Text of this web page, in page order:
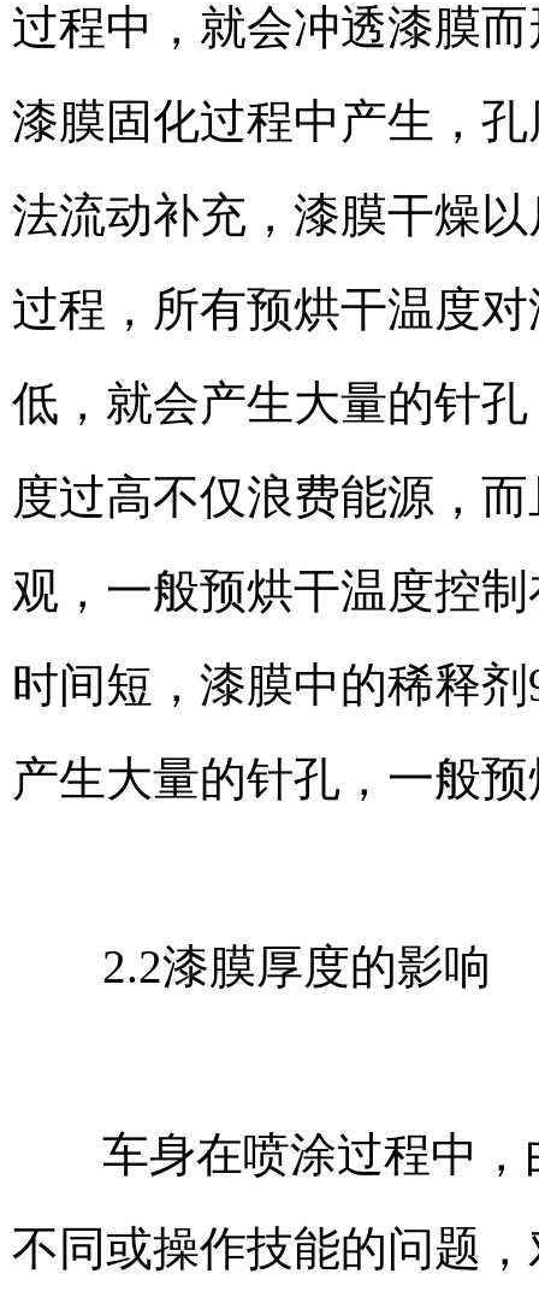
过程中，就会冲透漆膜
漆膜固化过程中产生，
法流动补充，漆膜干燥
过程，所有预烘干温度
低，就会产生大量的针
度过高不仅浪费能源，
观，一般预烘干温度控
时间短，漆膜中的稀释
产生大量的针孔，一般
2.2漆膜厚度的影响
车身在喷涂过程中，
不同或操作技能的问题